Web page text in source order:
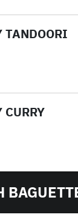
TANDOORI
CURRY